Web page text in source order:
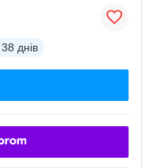
38 днів